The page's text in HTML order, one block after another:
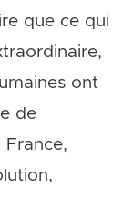
que ce qui
ont
de
France,